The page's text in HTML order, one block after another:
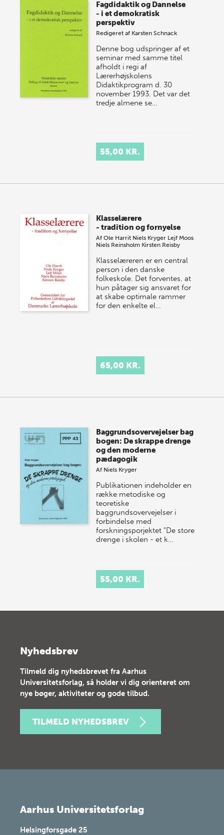
Fagdidaktik og Dannelse
- i et demokratisk
perspektiv
Redigeret af Karsten Schnack
Denne bog udspringer af et
seminar med samme titel
afholdt i regi af
Lærerhøjskolens
Didaktikprogram d. 30
november 1993. Det var det
tredje almene se…
55,00 KR.
Klasselærere
- tradition og fornyelse
AfOle Harrit Niels Kryger Lejf Moos
Niels Reinsholm Kirsten Reisby
Klasselæreren er en central
person i den danske
folkeskole. Det forventes, at
hun påtager sig ansvaret for
at skabe optimale rammer
for den enkelte el…
65,00 KR.
Baggrundsovervejelser bag
bogen: De skrappe drenge
og den moderne
pædagogik
Af Niels Kryger
Publikationen indeholder en
række metodiske og
teoretiske
baggrundsovervejelser i
forbindelse med
forskningsporjektet "De store
drenge i skolen - et k…
55,00 KR.
Nyhedsbrev
Tilmeld dig nyhedsbrevet fra Aarhus
Universitetsforlag, så holder vi dig orienteret om
nye bøger, aktiviteter og gode tilbud.
TILMELD NYHEDSBREV
Aarhus Universitetsforlag
Helsingforsgade 25